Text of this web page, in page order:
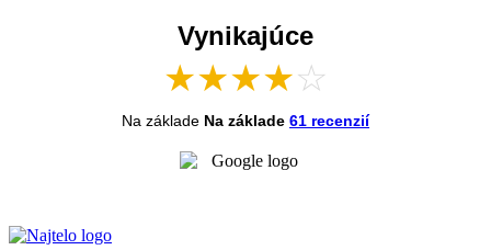
Vynikajúce
★★★★☆
Na základe Na základe 61 recenzií